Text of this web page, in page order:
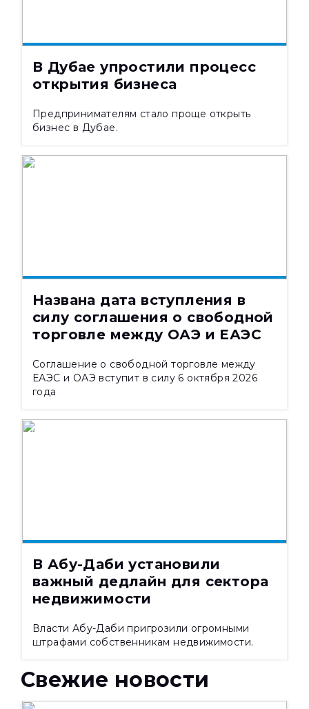
В Дубае упростили процесс
открытия бизнеса
Предпринимателям стало проще открыть
бизнес в Дубае.
Названа дата вступления в
силу соглашения о свободной
торговле между ОАЭ и ЕАЭС
​Соглашение о свободной торговле между
ЕАЭС и ОАЭ вступит в силу 6 октября 2026
года
В Абу-Даби установили
важный дедлайн для сектора
недвижимости
Власти Абу-Даби пригрозили огромными
штрафами собственникам недвижимости.
Свежие новости